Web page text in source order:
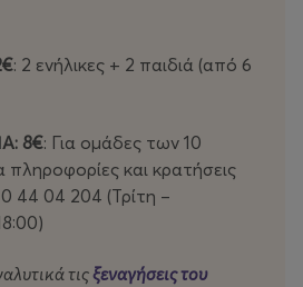
: 2 ενήλικες + 2 παιδιά (από 6
8€: Για ομάδες των 10
και κρατήσεις
44 04 204 (Τρίτη –
τιςξεναγήσεις του